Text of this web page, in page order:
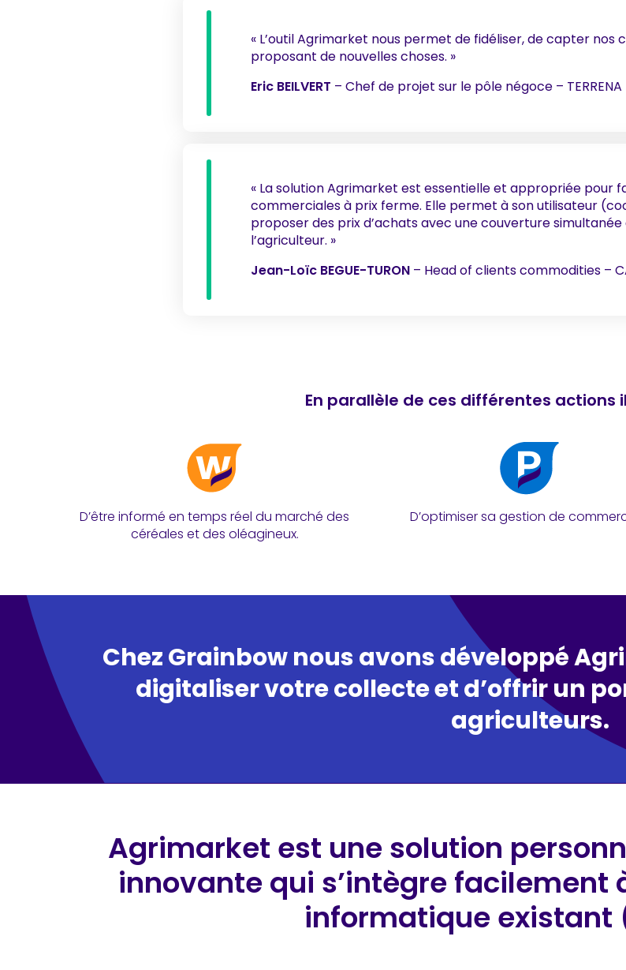
« L’outil Agrimarket nous permet de fidéliser, de capter nos
proposant de nouvelles choses. »
Eric BEILVERT – Chef de projet sur le pôle négoce – TERRENA
« La solution Agrimarket est essentielle et appropriée pour
commerciales à prix ferme. Elle permet à son utilisateur
proposer des prix d’achats avec une couverture
l’agriculteur. »
Jean-Loïc BEGUE-TURON – Head of clients commodities –
En parallèle de ces différentes actions
D’être informé en temps réel du marché des
céréales et des oléagineux.
D’optimiser sa gestion de
Chez Grainbow nous avons développé
digitaliser votre collecte et d’offrir un
agriculteurs.
Agrimarket est une solution
innovante qui s’intègre facilement
informatique existant